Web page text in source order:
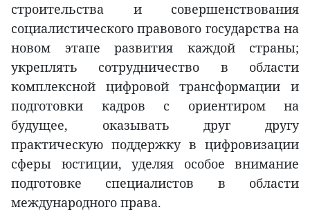
строительства и совершенствования
социалистического правового государства на
новом этапе развития каждой страны;
укреплять сотрудничество в области
комплексной цифровой трансформации и
подготовки кадров с ориентиром на
будущее, оказывать друг другу
практическую поддержку в цифровизации
сферы юстиции, уделяя особое внимание
подготовке специалистов в области
международного права.